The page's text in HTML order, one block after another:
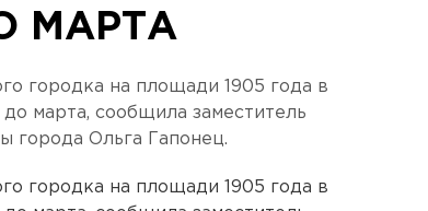
МАРТА
городка на площади 1905 года в
марта, сообщила заместитель
города Ольга Гапонец.
городка на площади 1905 года в